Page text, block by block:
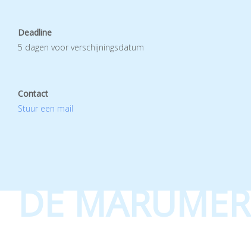
Deadline
5 dagen voor verschijningsdatum
Contact
Stuur een mail
DE MARUMER